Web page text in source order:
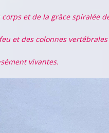
et de la grâce spiralée
et des colonnes
vivantes.